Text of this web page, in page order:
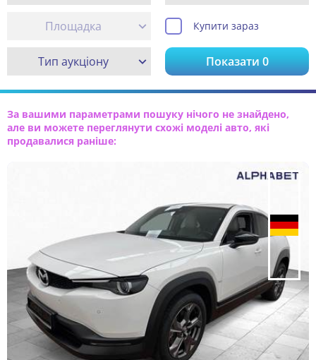
Площадка Купити зараз
Тип аукціону Показати0
За вашими параметрами пошуку нічого не знайдено,
але ви можете переглянути схожі моделі авто, які
продавалися раніше: